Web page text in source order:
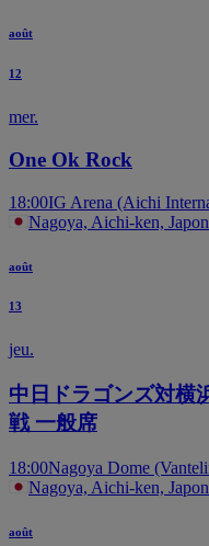
août
12
mer.
One Ok Rock
18:00IG Arena (Aichi
Nagoya, Aichi-ken, Japon
août
13
jeu.
中日ドラゴンズ対横
戦 一般席
18:00Nagoya Dome
Nagoya, Aichi-ken, Japon
août